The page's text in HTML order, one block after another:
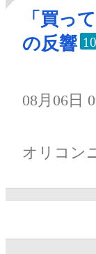
「買っ
の反響
08月06日
オリコン